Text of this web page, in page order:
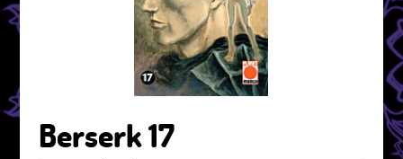
Berserk 17